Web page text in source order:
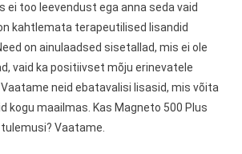
too leevendust ega anna seda vaid
kahtlemata terapeutilised lisandid
on ainulaadsed sisetallad, mis ei ole
vaid ka positiivset mõju erinevatele
neid ebatavalisi lisasid, mis võita
kogu maailmas. Kas Magneto 500 Plus
Vaatame.